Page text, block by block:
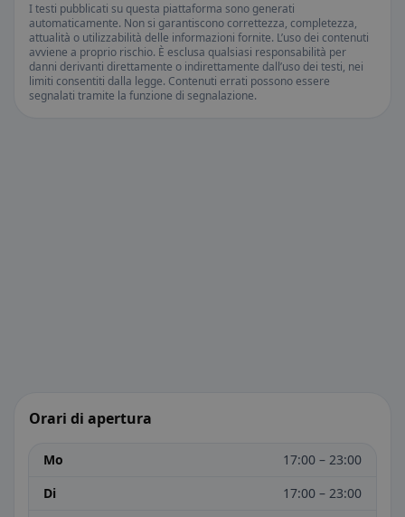
I testi pubblicati su questa piattaforma sono generati
automaticamente. Non si garantiscono correttezza, completezza,
attualità o utilizzabilità delle informazioni fornite. L’uso dei contenuti
avviene a proprio rischio. È esclusa qualsiasi responsabilità per
danni derivanti direttamente o indirettamente dall’uso dei testi, nei
limiti consentiti dalla legge. Contenuti errati possono essere
segnalati tramite la funzione di segnalazione.
Orari di apertura
Mo
17:00 – 23:00
Di
17:00 – 23:00